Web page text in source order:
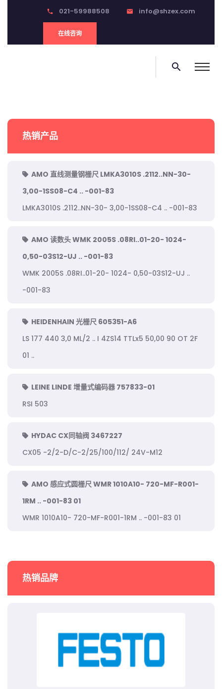
phone 021-59988508 email info@shzex.com
在线咨询
search
热销产品
AMO 直线测量钢栅尺 LMKA3010S .2112..NN-30-
3,00-1SS08-C4 .. -001-83
LMKA3010S .2112..NN-30- 3,00-1SS08-C4 .. -001-83
AMO 读数头 WMK 2005S .08RI..01-20- 1024-
0,50-03S12-UJ .. -001-83
WMK 2005S .08RI..01-20- 1024- 0,50-03S12-UJ ..
-001-83
HEIDENHAIN 光栅尺 605351-A6
LS 177 440 3,0 ML/2 .. I 4ZS14 TTLx5 50,00 90 OT 2F
01 ..
LEINE LINDE 增量式编码器 757833-01
RSI 503
HYDAC CX同轴阀 3467227
CX05 -2/2-D/C-2/25/100/112/ 24V-M12
AMO 感应式圆栅尺 WMR 1010A10- 720-MF-R001-
1RM .. -001-83 01
WMR 1010A10- 720-MF-R001-1RM .. -001-83 01
热销品牌